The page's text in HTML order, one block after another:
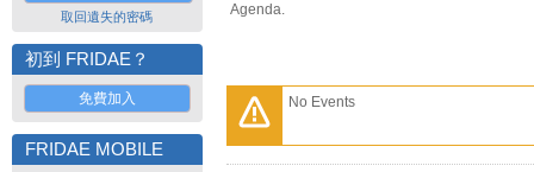
取回遺失的密碼
初到 FRIDAE？
免費加入
FRIDAE MOBILE
Agenda.
No Events